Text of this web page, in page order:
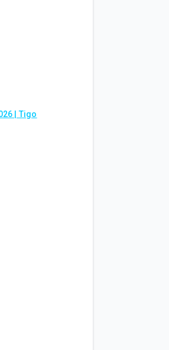
| Tigo